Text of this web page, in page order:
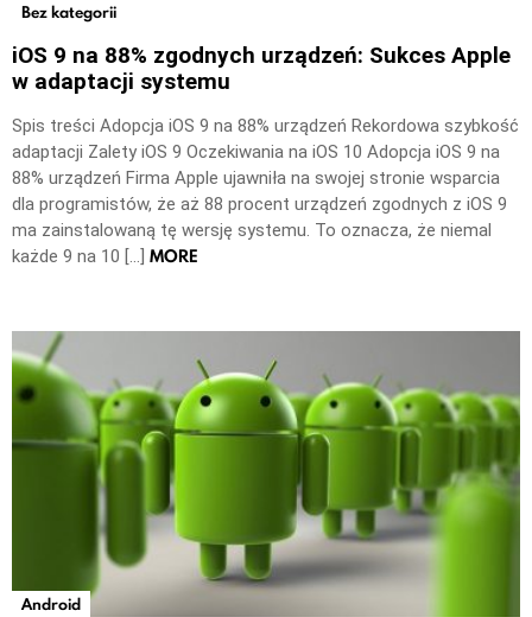
Bez kategorii
iOS 9 na 88% zgodnych urządzeń: Sukces Apple
w adaptacji systemu
Spis treści Adopcja iOS 9 na 88% urządzeń Rekordowa szybkość
adaptacji Zalety iOS 9 Oczekiwania na iOS 10 Adopcja iOS 9 na
88% urządzeń Firma Apple ujawniła na swojej stronie wsparcia
dla programistów, że aż 88 procent urządzeń zgodnych z iOS 9
ma zainstalowaną tę wersję systemu. To oznacza, że niemal
każde 9 na 10 […] MORE
Android